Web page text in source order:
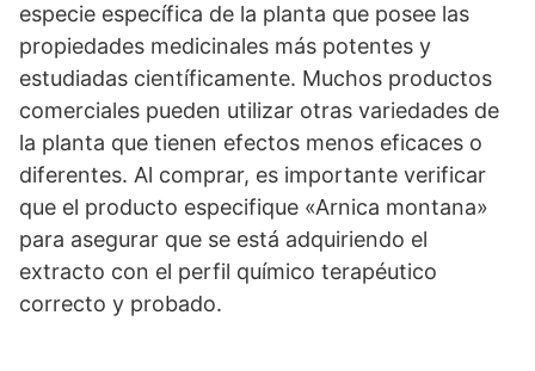
especie específica de la planta que posee las
propiedades medicinales más potentes y
estudiadas científicamente. Muchos productos
comerciales pueden utilizar otras variedades de
la planta que tienen efectos menos eficaces o
diferentes. Al comprar, es importante verificar
que el producto especifique «Arnica montana»
para asegurar que se está adquiriendo el
extracto con el perfil químico terapéutico
correcto y probado.